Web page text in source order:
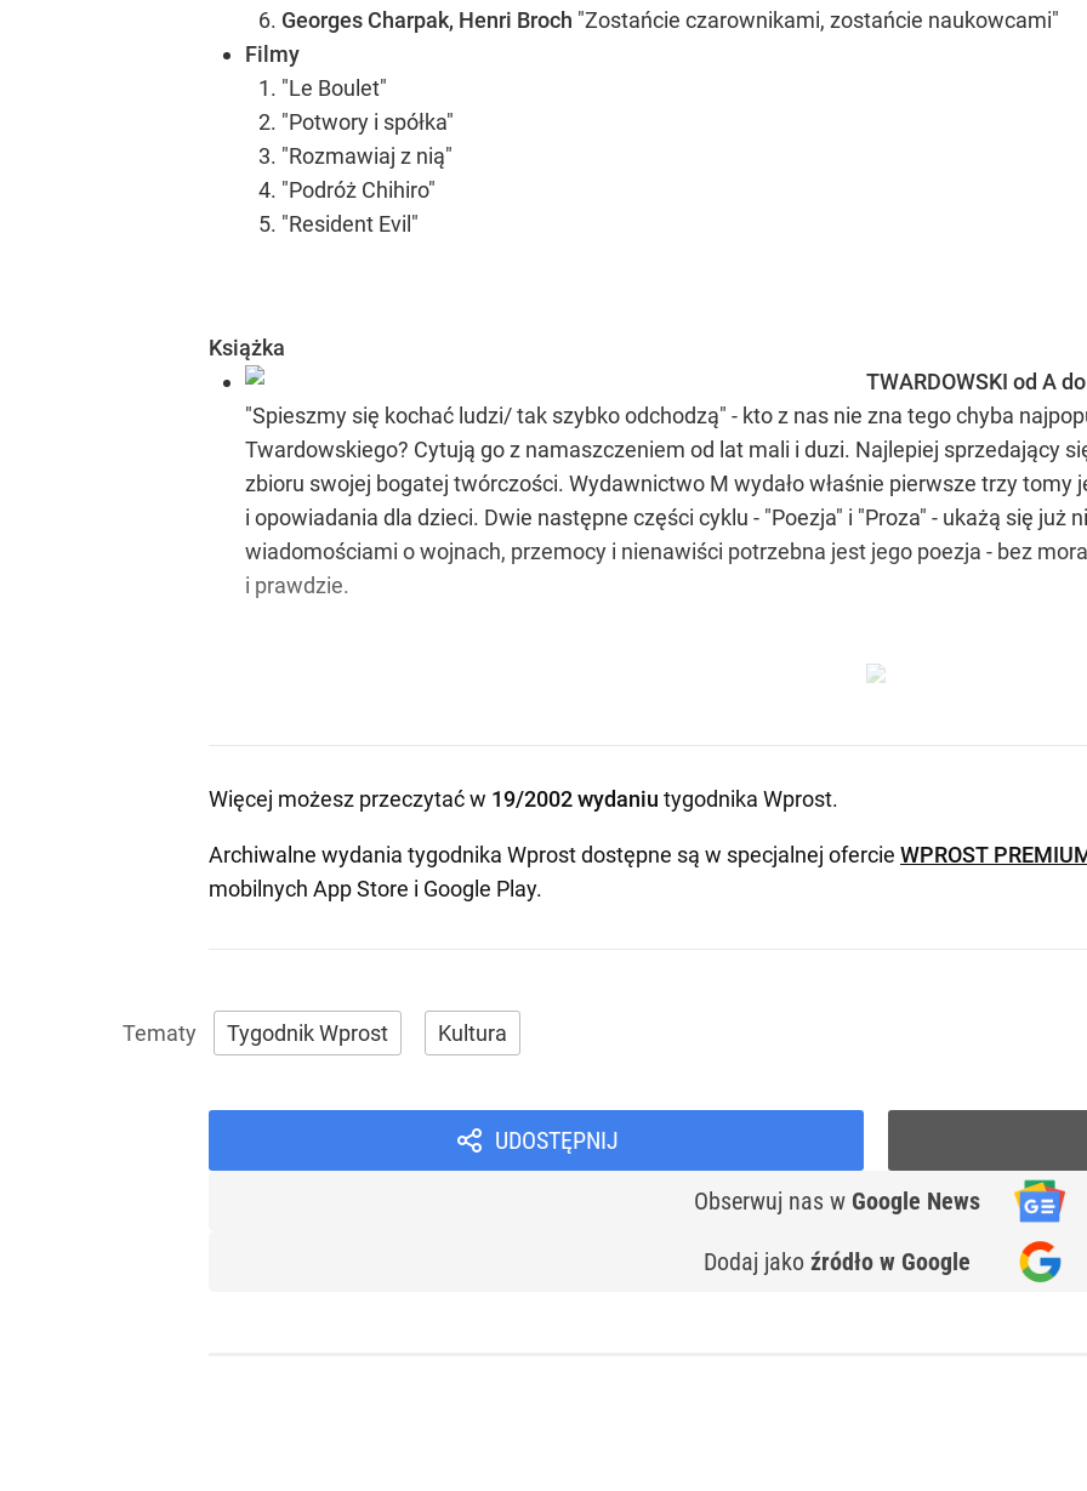
Georges Charpak, Henri Broch "Zostańcie czarownikami, zostańcie naukowcami"
Filmy
"Le Boulet"
"Potwory i spółka"
"Rozmawiaj z nią"
"Podróż Chihiro"
"Resident Evil"
Książka
TWARDOWSKI od A
"Spieszmy się kochać ludzi/ tak szybko odchodzą" - kto z nas nie zna tego chyba
Twardowskiego? Cytują go z namaszczeniem od lat mali i duzi. Najlepiej sprzedający
zbioru swojej bogatej twórczości. Wydawnictwo M wydało właśnie pierwsze trzy
i opowiadania dla dzieci. Dwie następne części cyklu - "Poezja" i "Proza" - ukażą się
wiadomościami o wojnach, przemocy i nienawiści potrzebna jest jego poezja - bez
i prawdzie.
Więcej możesz przeczytać w 19/2002 wydaniu tygodnika Wprost.
Archiwalne wydania tygodnika Wprost dostępne są w specjalnej ofercie WPROST
mobilnych App Store i Google Play.
Tygodnik Wprost Kultura
UDOSTĘPNIJ
Obserwuj nas w Google News
Dodaj jako źródło w Google